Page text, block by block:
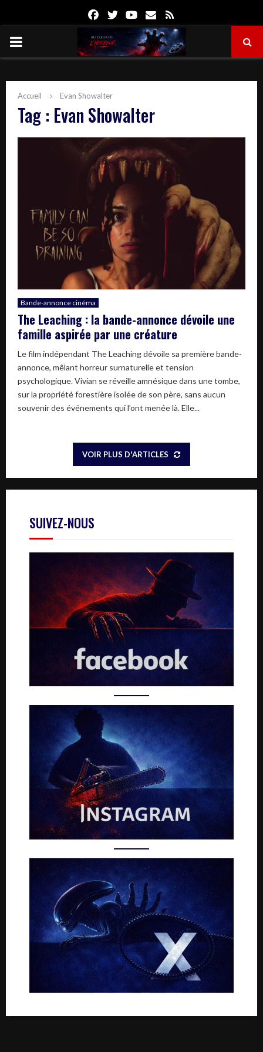
FacebookTwitterYoutube
Email
PRIMARY
Accueil Evan Showalter
Tag : Evan Showalter
Bande-annonce cinéma
The Leaching : la bande-annonce dévoile une
famille aspirée par une créature
Le film indépendant The Leaching dévoile sa première bande-
annonce, mêlant horreur surnaturelle et tension
psychologique. Vivian se réveille amnésique dans une tombe,
sur la propriété forestière isolée de son père, sans aucun
souvenir des événements qui l’ont menée là. Elle...
VOIR PLUS D'ARTICLES
SUIVEZ-NOUS